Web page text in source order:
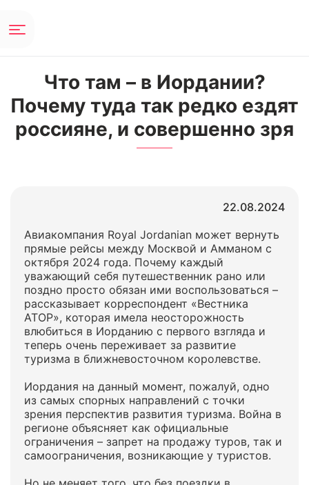
Что там – в Иордании?
Почему туда так редко ездят
россияне, и совершенно зря
22.08.2024
Авиакомпания Royal Jordanian может вернуть
прямые рейсы между Москвой и Амманом с
октября 2024 года. Почему каждый
уважающий себя путешественник рано или
поздно просто обязан ими воспользоваться –
рассказывает корреспондент «Вестника
АТОР», которая имела неосторожность
влюбиться в Иорданию с первого взгляда и
теперь очень переживает за развитие
туризма в ближневосточном королевстве.
Иордания на данный момент, пожалуй, одно
из самых спорных направлений с точки
зрения перспектив развития туризма. Война в
регионе объясняет как официальные
ограничения – запрет на продажу туров, так и
самоограничения, возникающие у туристов.